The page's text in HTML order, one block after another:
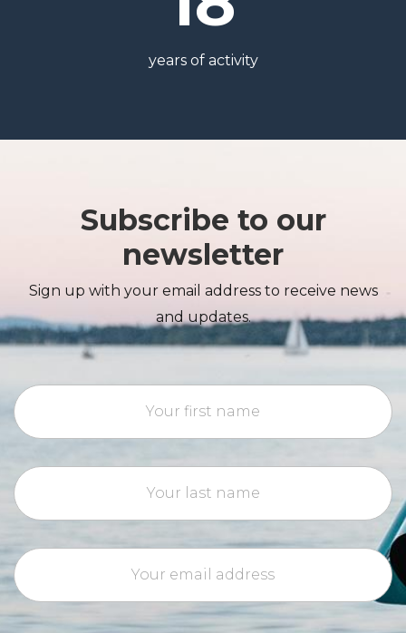
years of activity
Subscribe to our
newsletter
Sign up with your email address to receive news
and updates.